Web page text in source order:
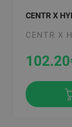
CENTR X
CENTR X
102.20